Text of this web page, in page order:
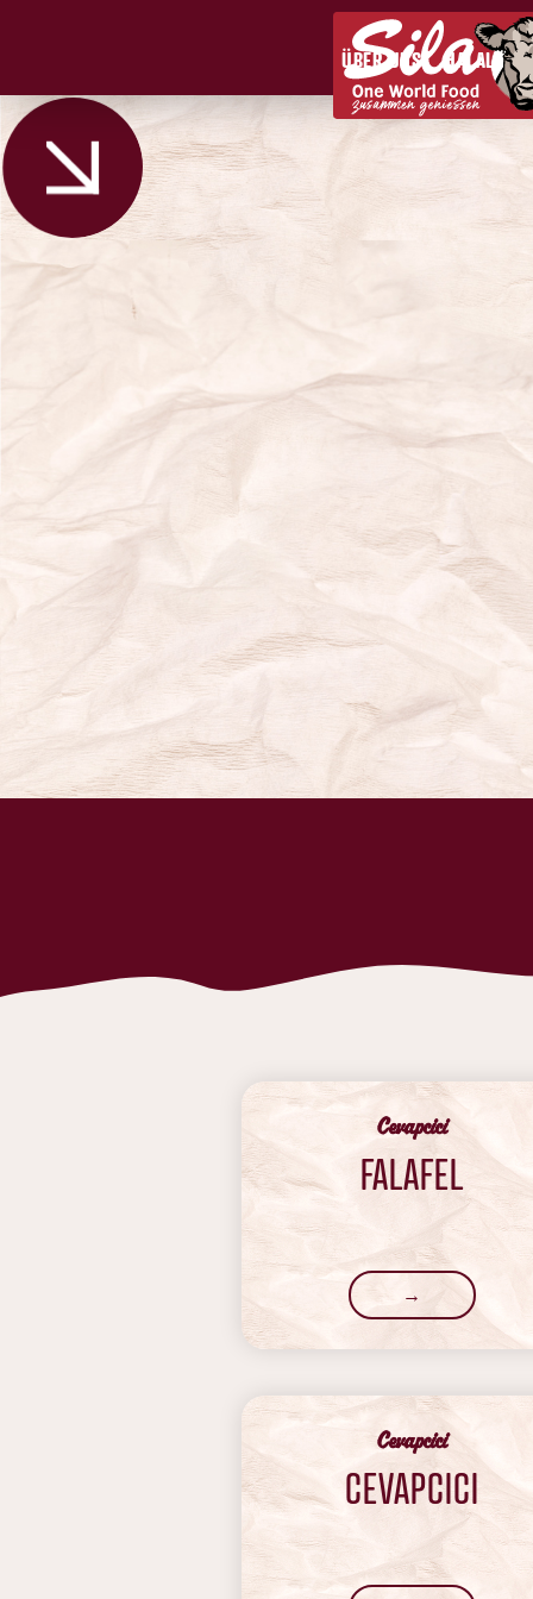
ÜBER UNS HALAL
Cevapcici
FALAFEL
→
Cevapcici
CEVAPCICI